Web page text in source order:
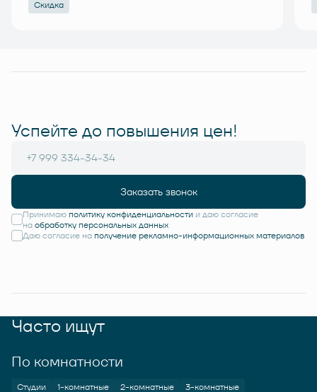
Скидка
Успейте до повышения цен!
Заказать звонок
Принимаю политику конфиденциальностии даю согласие
на обработку персональных данных
Даю согласие на получение рекламно-информационных материалов
Часто ищут
По комнатности
Студии 1-комнатные 2-комнатные 3-комнатные